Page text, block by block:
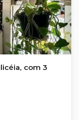
com 3